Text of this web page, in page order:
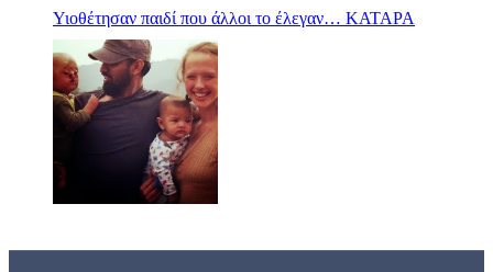
Υιοθέτησαν παιδί που άλλοι το έλεγαν… ΚΑΤΑΡΑ